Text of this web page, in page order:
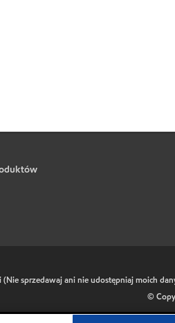
sprzedawaj ani nie udostępniaj moich
©